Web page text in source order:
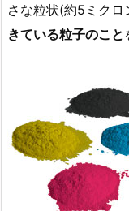
さな粒状(約5ミクロ
きている粒子のこと